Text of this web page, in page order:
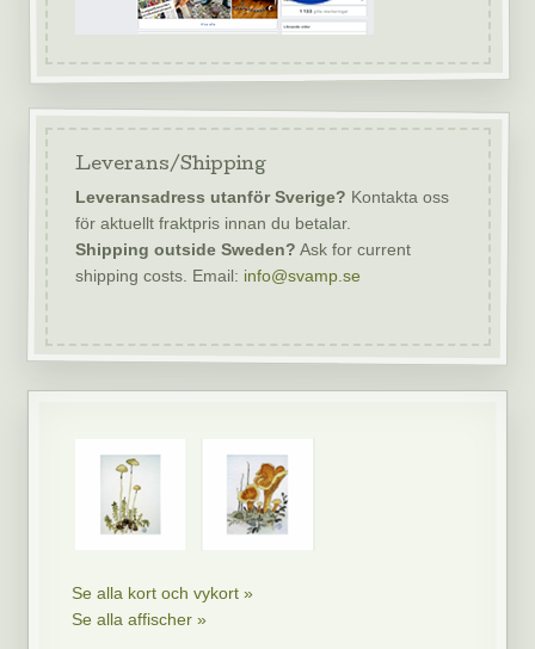
Leverans/Shipping
Leveransadress utanför Sverige? Kontakta oss
för aktuellt fraktpris innan du betalar.
Shipping outside Sweden? Ask for current
shipping costs. Email: info@svamp.se
Se alla kort och vykort »
Se alla affischer »